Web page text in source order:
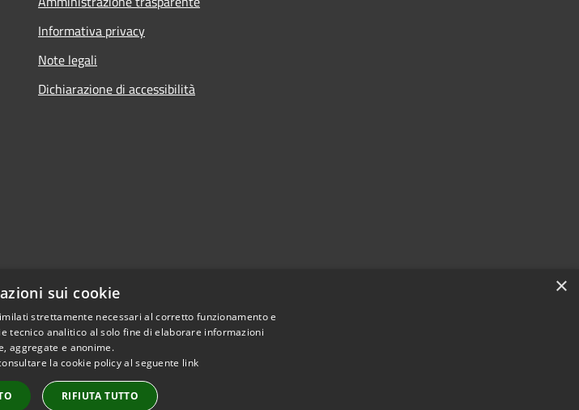
Informativa privacy
Note legali
Dichiarazione di accessibilità
Copyright © 2026 • Comune di Feroleto Antico • Powered by
×
sui cookie
strettamente necessari al corretto funzionamento e
tecnico analitico al solo fine di elaborare informazioni
aggregate e anonime.
la cookie policy al seguente link
RIFIUTA TUTTO